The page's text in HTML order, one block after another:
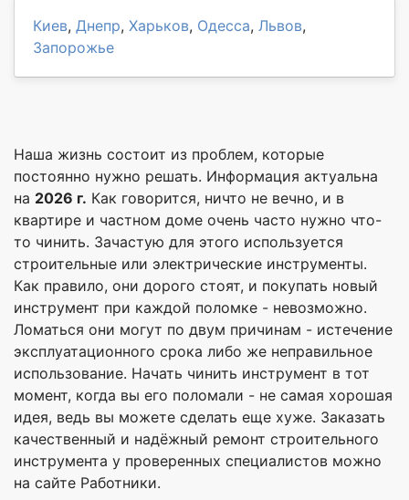
Киев, Днепр, Харьков, Одесса, Львов,
Запорожье
Наша жизнь состоит из проблем, которые
постоянно нужно решать. Информация актуальна
на 2026 г. Как говорится, ничто не вечно, и в
квартире и частном доме очень часто нужно что-
то чинить. Зачастую для этого используется
строительные или электрические инструменты.
Как правило, они дорого стоят, и покупать новый
инструмент при каждой поломке - невозможно.
Ломаться они могут по двум причинам - истечение
эксплуатационного срока либо же неправильное
использование. Начать чинить инструмент в тот
момент, когда вы его поломали - не самая хорошая
идея, ведь вы можете сделать еще хуже. Заказать
качественный и надёжный ремонт строительного
инструмента у проверенных специалистов можно
на сайте Работники.